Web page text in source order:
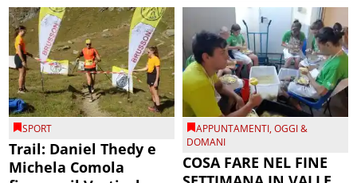
SPORT
Trail: Daniel Thedy e
Michela Comola
APPUNTAMENTI,OGGI &
DOMANI
COSA FARE NEL FINE